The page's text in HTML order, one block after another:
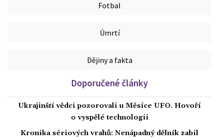
Fotbal
Úmrtí
Dějiny a fakta
Doporučené články
Ukrajinští vědci pozorovali u Měsíce UFO. Hovoří
o vyspělé technologii
Kronika sériových vrahů: Nenápadný dělník zabil